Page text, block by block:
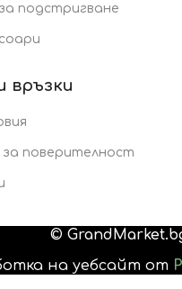
подстригване
връзки
за поверителност
©
на уебсайт от